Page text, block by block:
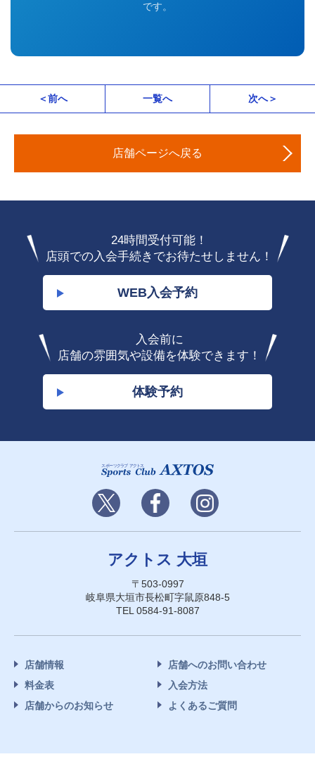
です。
＜前へ 一覧へ 次へ＞
店舗ページへ戻る
24時間受付可能！
店頭での入会手続きでお待たせしません！
WEB入会予約
入会前に
店舗の雰囲気や設備を体験できます！
体験予約
アクトス 大垣
〒503-0997
岐阜県大垣市長松町字鼠原848-5
TEL 0584-91-8087
店舗情報
料金表
店舗からのお知らせ
店舗へのお問い合わせ
入会方法
よくあるご質問